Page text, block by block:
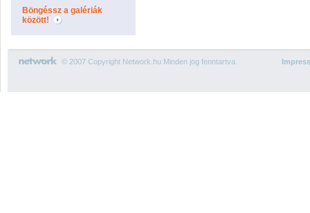
Böngéssz a galériák
között!
© 2007 Copyright Network.hu Minden jog fenntartva.